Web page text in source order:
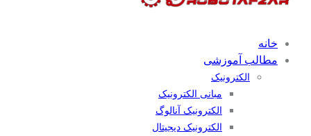
خانه
مطالب آموزشی
الکترونیک
مبانی الکترونیک
الکترونیک آنالوگ
الکترونیک دیجیتال